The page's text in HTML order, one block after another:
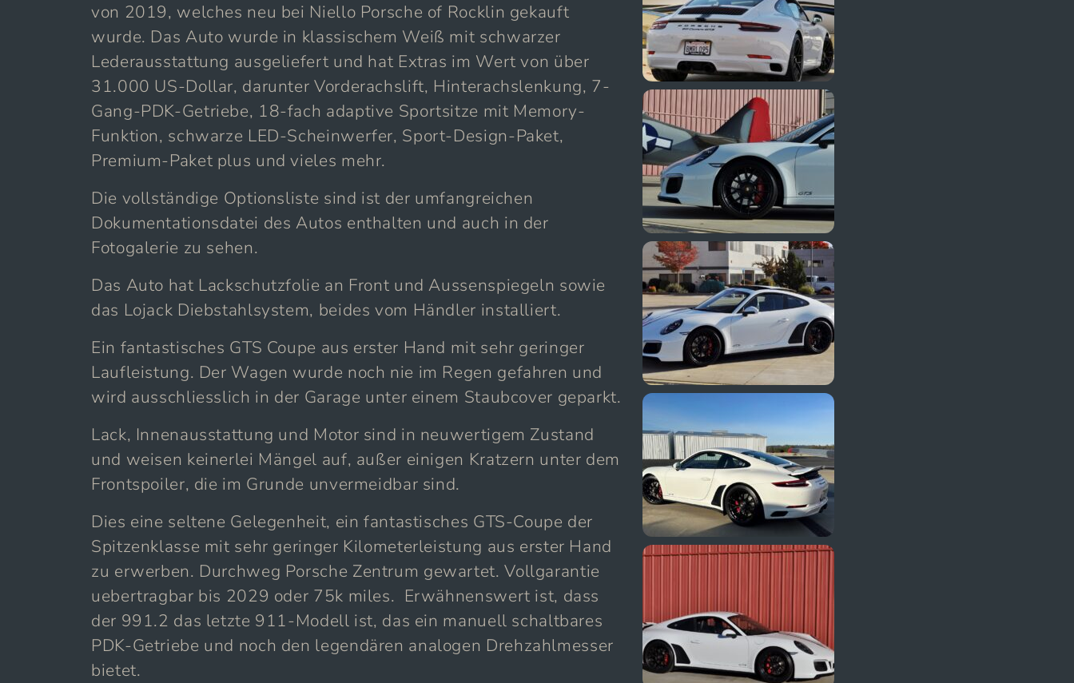
von 2019, welches neu bei Niello Porsche of Rocklin gekauft
wurde. Das Auto wurde in klassischem Weiß mit schwarzer
Lederausstattung ausgeliefert und hat Extras im Wert von über
31.000 US-Dollar, darunter Vorderachslift, Hinterachslenkung, 7-
Gang-PDK-Getriebe, 18-fach adaptive Sportsitze mit Memory-
Funktion, schwarze LED-Scheinwerfer, Sport-Design-Paket,
Premium-Paket plus und vieles mehr.
Die vollständige Optionsliste sind ist der umfangreichen
Dokumentationsdatei des Autos enthalten und auch in der
Fotogalerie zu sehen.
Das Auto hat Lackschutzfolie an Front und Aussenspiegeln sowie
das Lojack Diebstahlsystem, beides vom Händler installiert.
Ein fantastisches GTS Coupe aus erster Hand mit sehr geringer
Laufleistung. Der Wagen wurde noch nie im Regen gefahren und
wird ausschliesslich in der Garage unter einem Staubcover geparkt.
Lack, Innenausstattung und Motor sind in neuwertigem Zustand
und weisen keinerlei Mängel auf, außer einigen Kratzern unter dem
Frontspoiler, die im Grunde unvermeidbar sind.
Dies eine seltene Gelegenheit, ein fantastisches GTS-Coupe der
Spitzenklasse mit sehr geringer Kilometerleistung aus erster Hand
zu erwerben. Durchweg Porsche Zentrum gewartet. Vollgarantie
uebertragbar bis 2029 oder 75k miles. Erwähnenswert ist, dass
der 991.2 das letzte 911-Modell ist, das ein manuell schaltbares
PDK-Getriebe und noch den legendären analogen Drehzahlmesser
bietet.